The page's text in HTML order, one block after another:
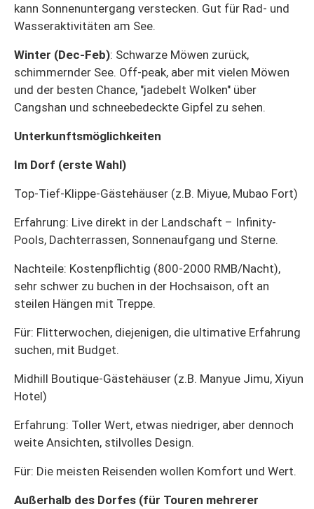
kann Sonnenuntergang verstecken. Gut für Rad- und
Wasseraktivitäten am See.
Winter (Dec-Feb): Schwarze Möwen zurück,
schimmernder See. Off-peak, aber mit vielen Möwen
und der besten Chance, "jadebelt Wolken" über
Cangshan und schneebedeckte Gipfel zu sehen.
Unterkunftsmöglichkeiten
Im Dorf (erste Wahl)
Top-Tief-Klippe-Gästehäuser (z.B. Miyue, Mubao Fort)
Erfahrung: Live direkt in der Landschaft – Infinity-
Pools, Dachterrassen, Sonnenaufgang und Sterne.
Nachteile: Kostenpflichtig (800-2000 RMB/Nacht),
sehr schwer zu buchen in der Hochsaison, oft an
steilen Hängen mit Treppe.
Für: Flitterwochen, diejenigen, die ultimative Erfahrung
suchen, mit Budget.
Midhill Boutique-Gästehäuser (z.B. Manyue Jimu, Xiyun
Hotel)
Erfahrung: Toller Wert, etwas niedriger, aber dennoch
weite Ansichten, stilvolles Design.
Für: Die meisten Reisenden wollen Komfort und Wert.
Außerhalb des Dorfes (für Touren mehrerer